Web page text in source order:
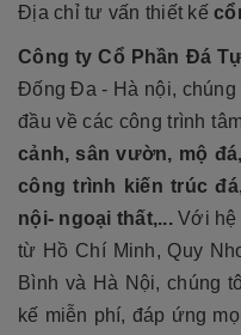
Địa chỉ tư vấn thiết kế
Công ty Cổ Phần Đá
Đống Đa - Hà nội,
đầu về các công trình
cảnh, sân vườn, mộ
công trình kiến trúc
nội- ngoại thất,...Với hệ
từ Hồ Chí Minh, Quy
Bình và Hà Nội, chúng
kế miễn phí, đáp ứng